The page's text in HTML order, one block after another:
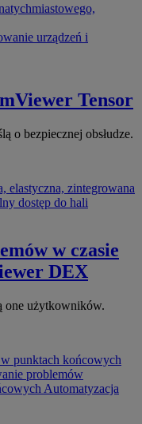
urządzeń i
Tensor
o bezpiecznej obsłudze.
elastyczna, zintegrowana
dostęp do hali
w czasie
DEX
one użytkowników.
punktach końcowych
problemów
Automatyzacja